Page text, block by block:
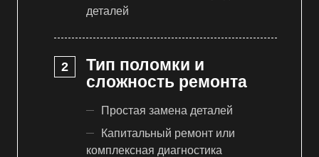
деталей
Тип поломки и
сложность ремонта
Простая замена деталей
Капитальный ремонт или
комплексная диагностика